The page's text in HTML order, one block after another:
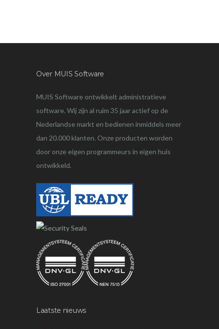
Over MUIS Software
MUIS Software ontwikkelt administratieve
software. Wij zijn al ruim 35 jaar actief op de
Nederlandse markt en bedienen inmiddels meer
dan 20.000 klanten. Onze producten worden
door onze eigen programmeurs in eigen huis
ontwikkeld.
Laatste nieuws